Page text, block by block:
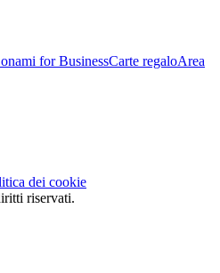
for BusinessCarte regaloArea
dei cookie
riservati.